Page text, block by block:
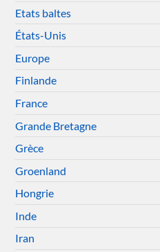
Etats baltes
États-Unis
Europe
Finlande
France
Grande Bretagne
Grèce
Groenland
Hongrie
Inde
Iran